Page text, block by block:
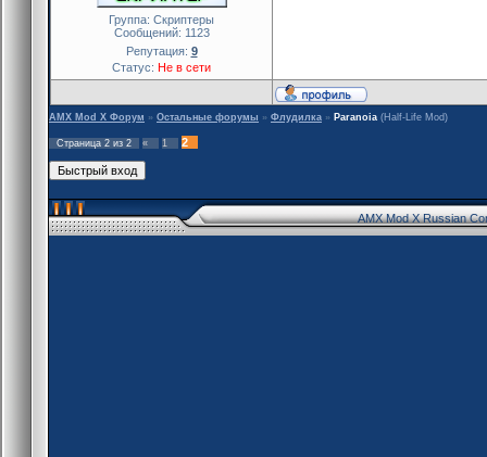
Группа: Скриптеры
Сообщений: 1123
Репутация: 9
Статус: Не в сети
AMX Mod X Форум » Остальные форумы » Флудилка » Paranoia (Half-Life Mod)
Страница 2 из 2 « 1 2
AMX Mod X Russian